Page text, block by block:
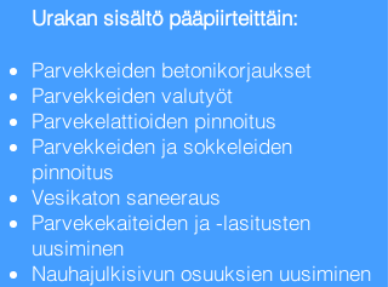
Urakan sisältö pääpiirteittäin:
Parvekkeiden betonikorjaukset
Parvekkeiden valutyöt
Parvekelattioiden pinnoitus
Parvekkeiden ja sokkeleiden
pinnoitus
Vesikaton saneeraus
Parvekekaiteiden ja -lasitusten
uusiminen
Nauhajulkisivun osuuksien uusiminen